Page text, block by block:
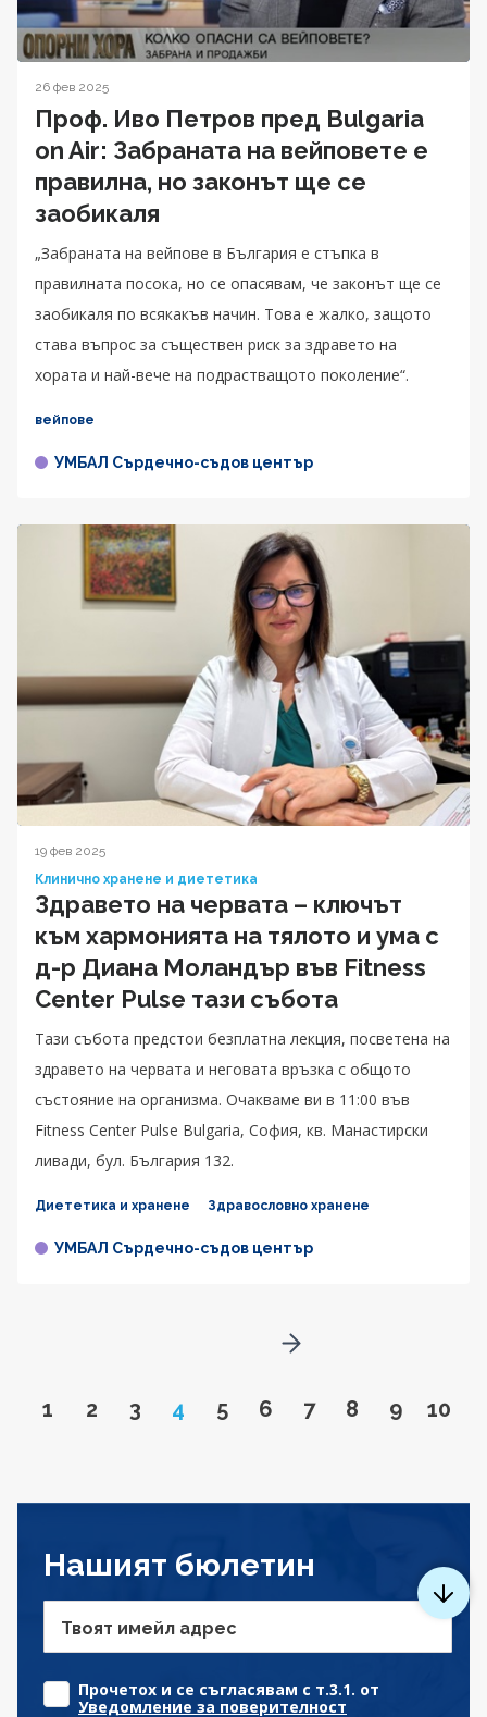
26 фев 2025
Проф. Иво Петров пред Bulgaria
on Air: Забраната на вейповете е
правилна, но законът ще се
заобикаля
„Забраната на вейпове в България е стъпка в
правилната посока, но се опасявам, че законът ще се
заобикаля по всякакъв начин. Това е жалко, защото
става въпрос за съществен риск за здравето на
хората и най-вече на подрастващото поколение“.
вейпове
УМБАЛ Сърдечно-съдов център
19 фев 2025
Клинично хранене и диететика
Здравето на червата – ключът
към хармонията на тялото и ума с
д-р Диана Моландър във Fitness
Center Pulse тази събота
Тази събота предстои безплатна лекция, посветена на
здравето на червата и неговата връзка с общото
състояние на организма. Очакваме ви в 11:00 във
Fitness Center Pulse Bulgaria, София, кв. Манастирски
ливади, бул. България 132.
Диететика и хранене Здравословно хранене
УМБАЛ Сърдечно-съдов център
Go to page
1 Go to page
2 Go to page
3 Page
4 Go to page
5 Go to page
6 Go to page
7 Go to page
8 Go to
9 Go
10
Go to next page
Нашият бюлетин
Твоят имейл адрес
Прочетох и се съгласявам с т.3.1. от
Уведомление за поверителност